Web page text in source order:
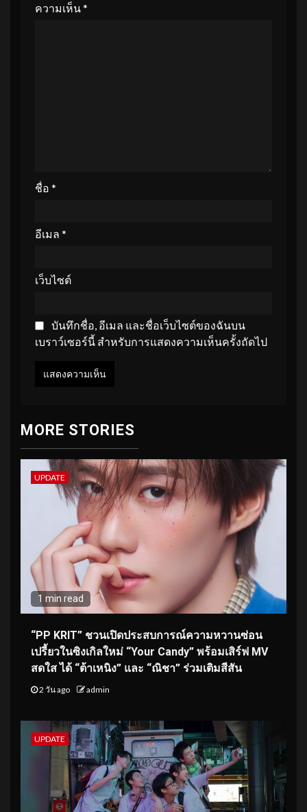
ความเห็น*
ชื่อ *
อีเมล *
เว็บไซต์
บันทึกชื่อ, อีเมล และชื่อเว็บไซต์ของฉันบน
เบราว์เซอร์นี้ สำหรับการแสดงความเห็นครั้งถัดไป
MORE STORIES
UPDATE
1 min read
“PP KRIT” ชวนเปิดประสบการณ์ความหวานซ่อน
เปรี้ยวในซิงเกิลใหม่ “Your Candy” พร้อมเสิร์ฟ MV
สดใส ได้ “ต้าเหนิง” และ “ณิชา” ร่วมเติมสีสัน
2 วัน ago admin
UPDATE